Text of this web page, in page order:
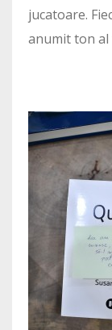
jucatoare.
anumit ton al